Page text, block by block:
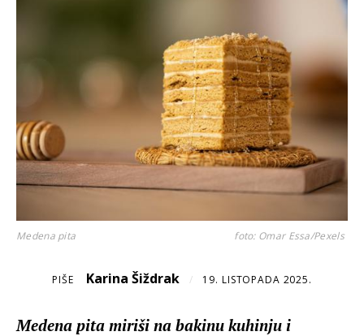
Medena pita foto: Omar Essa/Pexels
PIŠE Karina Šiždrak / 19. LISTOPADA 2025.
Medena pita miriši na bakinu kuhinju i